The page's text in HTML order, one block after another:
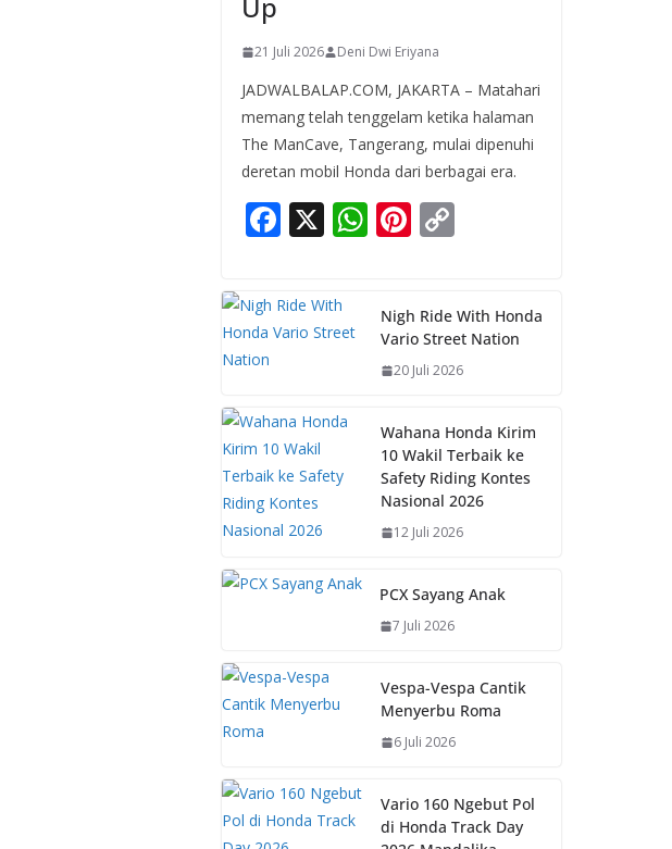
21 Juli 2026 Deni Dwi Eriyana
JADWALBALAP.COM, JAKARTA – Matahari
memang telah tenggelam ketika halaman
The ManCave, Tangerang, mulai dipenuhi
deretan mobil Honda dari berbagai era.
F
e
b
k
X W
s
A
p
Pi
e
st
y
Li
k
Nigh Ride With Honda
Vario Street Nation
20 Juli 2026
Wahana Honda Kirim
10 Wakil Terbaik ke
Safety Riding Kontes
Nasional 2026
12 Juli 2026
PCX Sayang Anak
7 Juli 2026
Vespa-Vespa Cantik
Menyerbu Roma
6 Juli 2026
Vario 160 Ngebut Pol
di Honda Track Day